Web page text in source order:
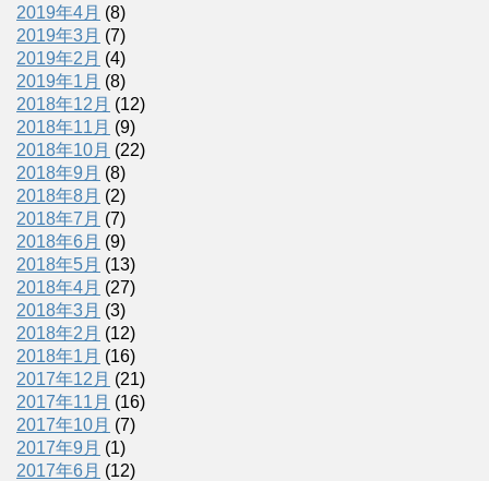
2019年4月 (8)
2019年3月 (7)
2019年2月 (4)
2019年1月 (8)
2018年12月 (12)
2018年11月 (9)
2018年10月 (22)
2018年9月 (8)
2018年8月 (2)
2018年7月 (7)
2018年6月 (9)
2018年5月 (13)
2018年4月 (27)
2018年3月 (3)
2018年2月 (12)
2018年1月 (16)
2017年12月 (21)
2017年11月 (16)
2017年10月 (7)
2017年9月 (1)
2017年6月 (12)